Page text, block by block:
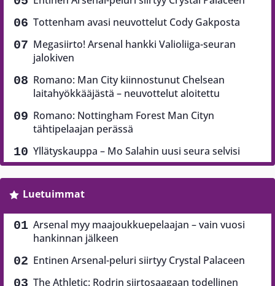
Tottenham avasi neuvottelut Cody Gakposta
Megasiirto! Arsenal hankki Valioliiga-seuran
jalokiven
Romano: Man City kiinnostunut Chelsean
laitahyökkääjästä – neuvottelut aloitettu
Romano: Nottingham Forest Man Cityn
tähtipelaajan perässä
Yllätyskauppa – Mo Salahin uusi seura selvisi
Luetuimmat
Arsenal myy maajoukkuepelaajan – vain vuosi
hankinnan jälkeen
Entinen Arsenal-peluri siirtyy Crystal Palaceen
The Athletic: Rodrin siirtosaagaan todellinen